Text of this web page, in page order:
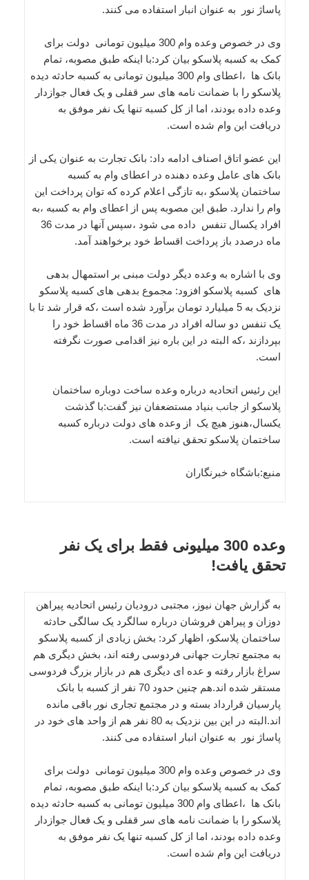
پاساژ نور به عنوان انبار استفاده می کنند.
وی در خصوص وعده وام 300 میلیون تومانی دولت برای
کمک به کسبه پلاسکو بیان کرد:با اینکه طبق مصوبه، تمام
بانک ها ،اعطای وام 300 میلیون تومانی به کسبه حادثه دیده
پلاسکو را با ضمانت نامه های سر قفلی و یک فعال جوازدار
وعده داده بودند، اما از کل کسبه تنها یک نفر موفق به
دریافت این وام شده است.
این عضو اتاق اصناف ادامه داد: بانک تجارت به عنوان یکی از
بانک های عامل وعده دهنده در اعطای وام به کسبه
ساختمان پلاسکو ،به تازگی اعلام کرده که توان پرداخت این
وام را ندارد. طبق این مصوبه پس از اعطای وام به کسبه ،به
افراد یکسال تنفس داده می شود ،سپس آنها در مدت 36
ماه درصدد باز پرداخت اقساط خود برخواهند آمد.
وی با اشاره به وعده دیگر دولت مبنی بر استمهال بدهی
های کسبه پلاسکو افزود: مجموع بدهی های کسبه پلاسکو
نزدیک به 5 میلیارد تومان برآورد شده است ،که قرار شد تا با
یک تنفس دو ساله افراد در مدت 36 ماه اقساط خود را
بپردازند ،که البته در این باره نیز اقدامی صورت نگرفته
است.
این رئیس اتحادیه درباره وعده ساخت دوباره ساختمان
پلاسکو از جانب بنیاد مستضعفان نیز گفت:با گذشت
یکسال،هنوز هیچ یک از وعده های دولت درباره کسبه
ساختمان پلاسکو تحقق نیافته است.
منبع:باشگاه خبرنگاران
وعده 300 میلیونی فقط برای یک نفر
تحقق یافت!
به گزارش جهان نیوز، مجتبی درودیان رئیس اتحادیه پیراهن
دوزان و پیراهن فروشان درباره سالگرد یک سالگی حادثه
ساختمان پلاسکو، اظهار کرد: بخش زیادی از کسبه پلاسکو
به مجتمع تجارت جهانی فردوسی رفته اند، بخش دیگری هم
سراغ بازار رفته و عده ای دیگری هم در بازار بزرگ فردوسی
مستقر شده اند.هم چنین حدود 70 نفر از کسبه با بانک
پارسیان قرارداد بسته و در مجتمع تجاری نور باقی مانده
اند.البته در این بین نزدیک به 80 نفر هم از واحد های خود در
پاساژ نور به عنوان انبار استفاده می کنند.
وی در خصوص وعده وام 300 میلیون تومانی دولت برای
کمک به کسبه پلاسکو بیان کرد:با اینکه طبق مصوبه، تمام
بانک ها ،اعطای وام 300 میلیون تومانی به کسبه حادثه دیده
پلاسکو را با ضمانت نامه های سر قفلی و یک فعال جوازدار
وعده داده بودند، اما از کل کسبه تنها یک نفر موفق به
دریافت این وام شده است.